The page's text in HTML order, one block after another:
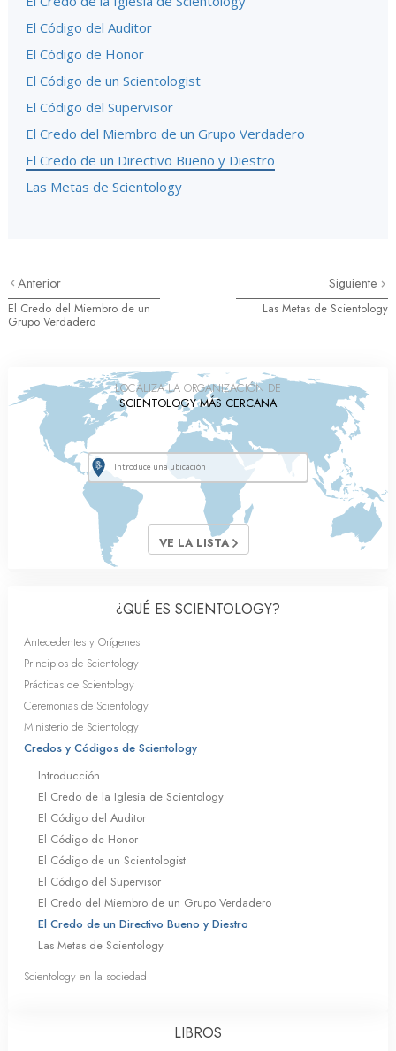
El Código del Auditor
El Código de Honor
El Código de un Scientologist
El Código del Supervisor
El Credo del Miembro de un Grupo Verdadero
El Credo de un Directivo Bueno y Diestro
Las Metas de Scientology
Anterior
El Credo del Miembro de un
Grupo Verdadero
Siguiente
Las Metas de Scientology
LOCALIZA LA ORGANIZACIÓN DE
SCIENTOLOGY MÁS CERCANA
VE LA LISTA
¿QUÉ ES SCIENTOLOGY?
Antecedentes y Orígenes
Principios de Scientology
Prácticas de Scientology
Ceremonias de Scientology
Ministerio de Scientology
Credos y Códigos de Scientology
Introducción
El Credo de la Iglesia de Scientology
El Código del Auditor
El Código de Honor
El Código de un Scientologist
El Código del Supervisor
El Credo del Miembro de un Grupo Verdadero
El Credo de un Directivo Bueno y Diestro
Las Metas de Scientology
Scientology en la sociedad
LIBROS